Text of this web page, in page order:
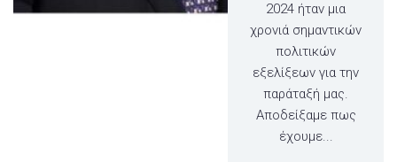
2024 ήταν μια
χρονιά σημαντικών
πολιτικών
εξελίξεων για την
παράταξή μας.
Αποδείξαμε πως
έχουμε...